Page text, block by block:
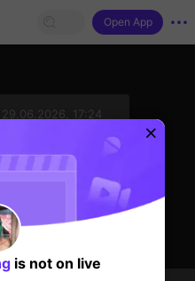
Open App
29.06.2026, 17:24
is not on live